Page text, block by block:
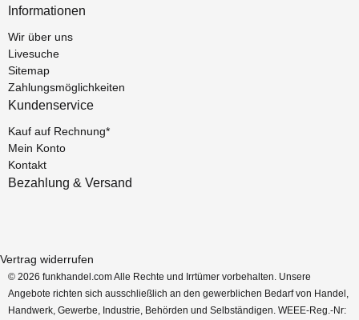
Informationen
Wir über uns
Livesuche
Sitemap
Zahlungsmöglichkeiten
Kundenservice
Kauf auf Rechnung*
Mein Konto
Kontakt
Bezahlung & Versand
Vertrag widerrufen
© 2026 funkhandel.com Alle Rechte und Irrtümer vorbehalten. Unsere
Angebote richten sich ausschließlich an den gewerblichen Bedarf von Handel,
Handwerk, Gewerbe, Industrie, Behörden und Selbständigen. WEEE-Reg.-Nr: